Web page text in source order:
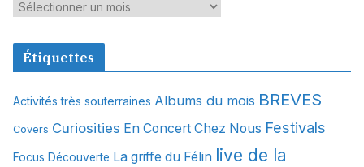
A
c
v
e
Étiquettes
Activités très souterraines Albums du mois BREVES
Covers Curiosities En Concert Chez Nous Festivals
Focus Découverte La griffe du Félin live de la